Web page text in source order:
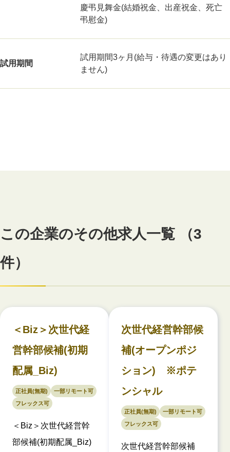
慶弔見舞金(結婚祝金、出産祝金、死亡
弔慰金)
試用期間
試用期間3ヶ月(給与・待遇の変更はあり
ません)
この企業のその他求人一覧 （3
件）
＜Biz＞次世代経
営幹部候補(初期
配属_Biz)
正社員(無期)
一部リモート可
フレックス可
＜Biz＞次世代経営幹
部候補(初期配属_Biz)
次世代経営幹部候
補(オープンポジ
ション) ※ポテ
ンシャル
正社員(無期)
一部リモート可
フレックス可
次世代経営幹部候補